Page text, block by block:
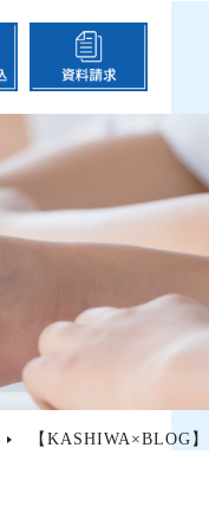
【KASHIWA×BLOG